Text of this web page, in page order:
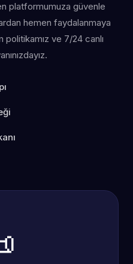
platformumuza güvenle
hemen faydalanmaya
ve 7/24 canlı